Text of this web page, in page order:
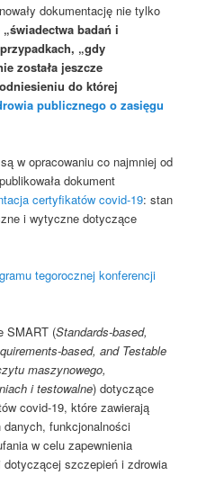
dokumentację nie tylko
„świadectwa badań i
„gdy
została jeszcze
do której
publicznego o zasięgu
w opracowaniu co najmniej od
dokument
certyfikatów covid-19: stan
i wytyczne dotyczące
tegorocznej konferencji
SMART (Standards-based,
based, and Testable
maszynowego,
i testowalne) dotyczące
covid-19, które zawierają
funkcjonalności
w celu zapewnienia
szczepień i zdrowia